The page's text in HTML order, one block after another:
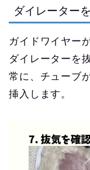
ダイレーター
ガイドワイヤー
ダイレーターを
常に、チューブ
挿入します。